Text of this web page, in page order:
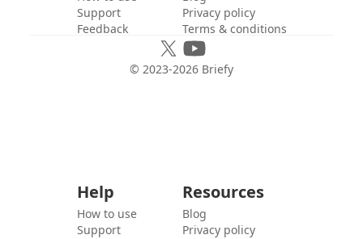
Support
Feedback
Privacy policy
Terms & conditions
© 2023-2026 Briefy
Help
How to use
Support
Resources
Blog
Privacy policy